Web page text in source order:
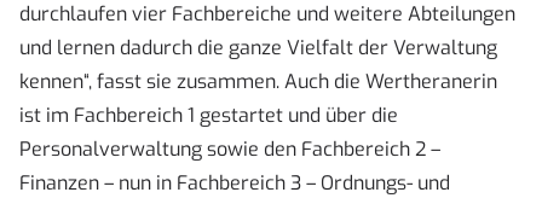
durchlaufen vier Fachbereiche und weitere Abteilungen
und lernen dadurch die ganze Vielfalt der Verwaltung
kennen“, fasst sie zusammen. Auch die Wertheranerin
ist im Fachbereich 1 gestartet und über die
Personalverwaltung sowie den Fachbereich 2 –
Finanzen – nun in Fachbereich 3 – Ordnungs- und